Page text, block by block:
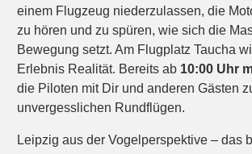
einem Flugzeug niederzulassen, die
zu hören und zu spüren, wie sich die
Bewegung setzt. Am Flugplatz Taucha
Erlebnis Realität. Bereits ab 10:00 Uhr
die Piloten mit Dir und anderen Gästen
unvergesslichen Rundflügen.
Leipzig aus der Vogelperspektive – das